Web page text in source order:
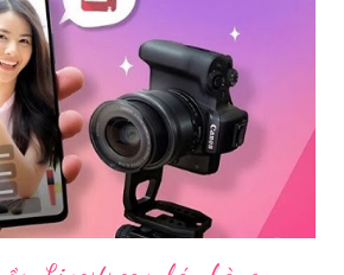
chóng tổ chức xác minh, thu thập dữ liệu
tra ban đầu xác định, Triệu Thị Dung
xã Phủ Thông, tỉnh Thái Nguyên, cùng
đã tham gia tổ chức livestream nội dung
thu lợi. Các đối tượng liên quan gồm